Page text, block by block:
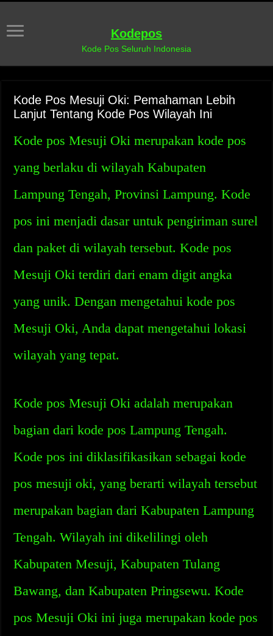
Kodepos
Kode Pos Seluruh Indonesia
Kode Pos Mesuji Oki: Pemahaman Lebih
Lanjut Tentang Kode Pos Wilayah Ini
Kode pos Mesuji Oki merupakan kode pos
yang berlaku di wilayah Kabupaten
Lampung Tengah, Provinsi Lampung. Kode
pos ini menjadi dasar untuk pengiriman surel
dan paket di wilayah tersebut. Kode pos
Mesuji Oki terdiri dari enam digit angka
yang unik. Dengan mengetahui kode pos
Mesuji Oki, Anda dapat mengetahui lokasi
wilayah yang tepat.
Kode pos Mesuji Oki adalah merupakan
bagian dari kode pos Lampung Tengah.
Kode pos ini diklasifikasikan sebagai kode
pos mesuji oki, yang berarti wilayah tersebut
merupakan bagian dari Kabupaten Lampung
Tengah. Wilayah ini dikelilingi oleh
Kabupaten Mesuji, Kabupaten Tulang
Bawang, dan Kabupaten Pringsewu. Kode
pos Mesuji Oki ini juga merupakan kode pos